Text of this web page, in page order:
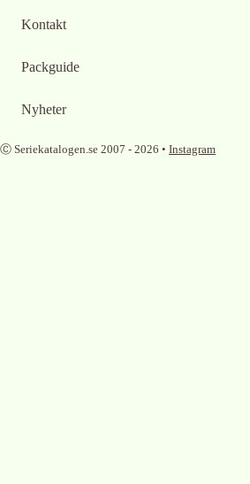
Kontakt
Packguide
Nyheter
Ⓒ Seriekatalogen.se 2007 - 2026 • Instagram